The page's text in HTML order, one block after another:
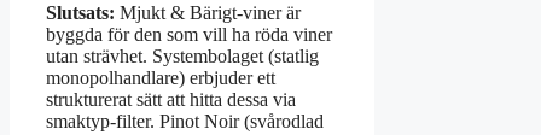
Slutsats: Mjukt & Bärigt-viner är
byggda för den som vill ha röda viner
utan strävhet. Systembolaget (statlig
monopolhandlare) erbjuder ett
strukturerat sätt att hitta dessa via
smaktyp-filter. Pinot Noir (svårodlad